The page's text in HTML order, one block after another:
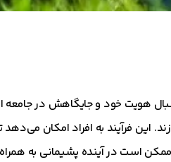
هویت خود و جایگاهش در
این فرآیند به افراد امکان
است در آینده پشیمانی به